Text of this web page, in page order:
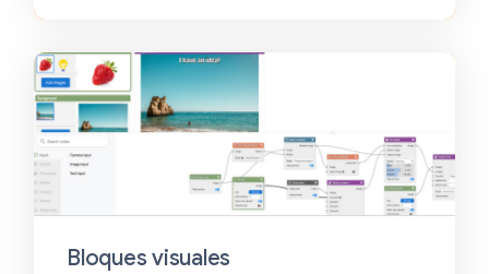
Bloques visuales